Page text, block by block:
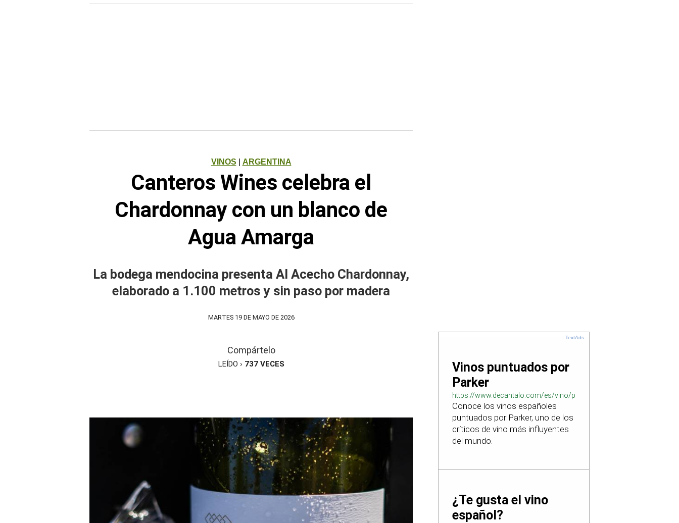
VINOS ARGENTINA
Canteros Wines celebra el
Chardonnay con un blanco de
Agua Amarga
La bodega mendocina presenta Al Acecho Chardonnay,
elaborado a 1.100 metros y sin paso por madera
MARTES 19 DE MAYO DE 2026
Compártelo
LEÍDO › 737VECES
TextAds
Vinos puntuados por
Parker
https://www.decantalo.com/es/vino/puntuacion_parker/
Conoce los vinos españoles
puntuados por Parker, uno de los
críticos de vino más influyentes
del mundo.
¿Te gusta el vino
español?